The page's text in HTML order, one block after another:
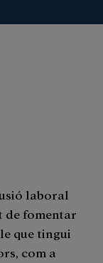
laboral
de fomentar
que tingui
com a